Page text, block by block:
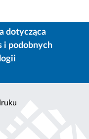
dotycząca
i podobnych